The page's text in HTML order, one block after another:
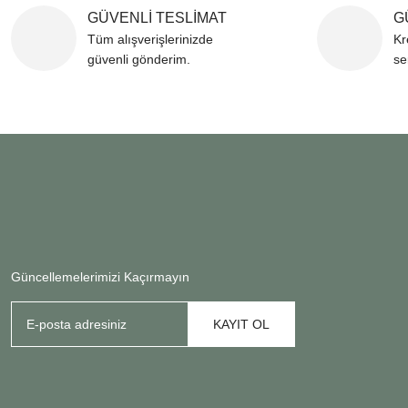
GÜVENLİ TESLİMAT
Tüm alışverişlerinizde
güvenli gönderim.
Güncellemelerimizi Kaçırmayın
KAYIT OL